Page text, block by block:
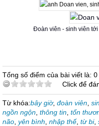
Đoàn viên - sinh viên
Tổng số điểm của bài viết là:
Click để
Từ khóa:bây giờ, đoàn viên
ngồn ngộn thông tin tổn
não yên bình nhập thế, từ bi,